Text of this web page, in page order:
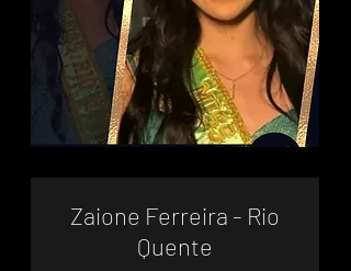
Zaione Ferreira - Rio
Quente